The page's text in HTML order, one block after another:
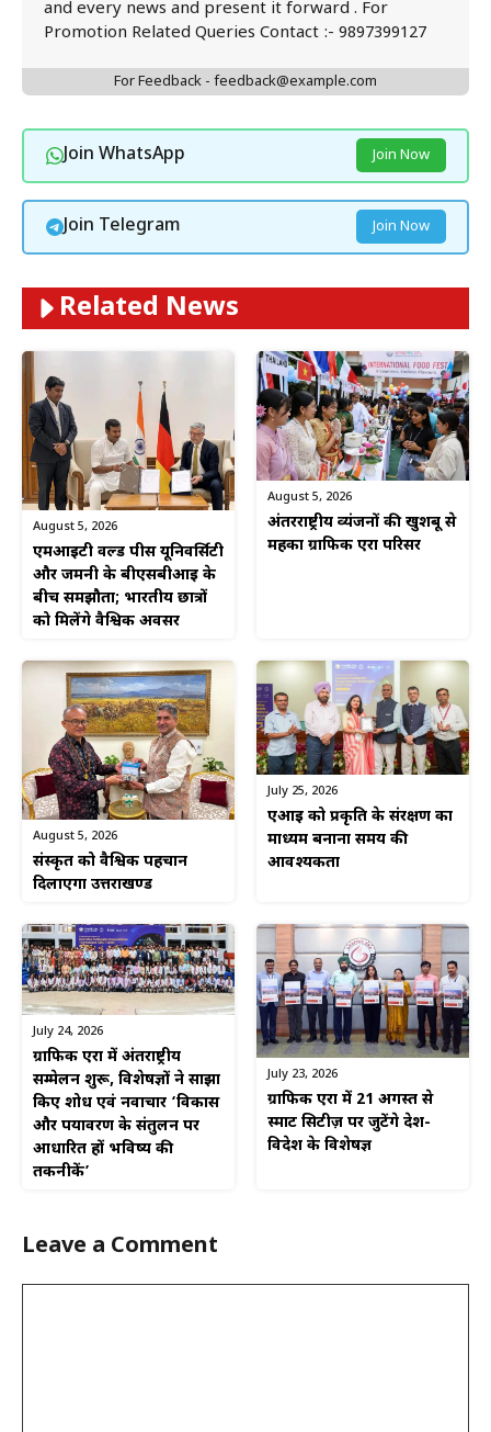
and every news and present it forward . For
Promotion Related Queries Contact :- 9897399127
For Feedback - feedback@example.com
Join WhatsApp Join Now
Join Telegram Join Now
Related News
August 5, 2026
एमआईटी वर्ल्ड पीस यूनिवर्सिटी
और जर्मनी के बीएसबीआई के
बीच समझौता; भारतीय छात्रों
को मिलेंगे वैश्विक अवसर
August 5, 2026
अंतरराष्ट्रीय व्यंजनों की खुशबू से
महका ग्राफिक एरा परिसर
August 5, 2026
संस्कृत को वैश्विक पहचान
दिलाएगा उत्तराखण्ड
July 25, 2026
एआई को प्रकृति के संरक्षण का
माध्यम बनाना समय की
आवश्यकता
July 24, 2026
ग्राफिक एरा में अंतर्राष्ट्रीय
सम्मेलन शुरू, विशेषज्ञों ने साझा
किए शोध एवं नवाचार ‘विकास
और पर्यावरण के संतुलन पर
आधारित हों भविष्य की
तकनीकें’
July 23, 2026
ग्राफिक एरा में 21 अगस्त से
स्मार्ट सिटीज़ पर जुटेंगे देश-
विदेश के विशेषज्ञ
Leave a Comment